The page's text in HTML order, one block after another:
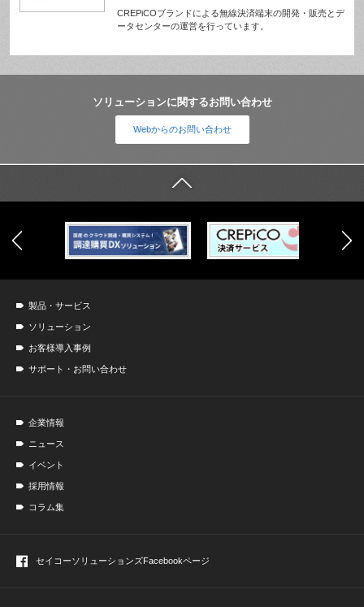
CREPiCOブランドによる無線決済端末の開発・販売とデ
ータセンターの運営を行っています。
ソリューションに関するお問い合わせ
Webからのお問い合わせ
製品・サービス
ソリューション
お客様導入事例
サポート・お問い合わせ
企業情報
ニュース
イベント
採用情報
コラム集
セイコーソリューションズFacebookページ